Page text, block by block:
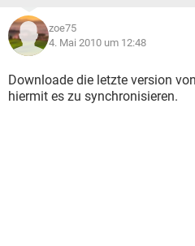
zoe75
4. Mai 2010 um 12:48
Downloade die letzte version
hiermit es zu synchronisieren.